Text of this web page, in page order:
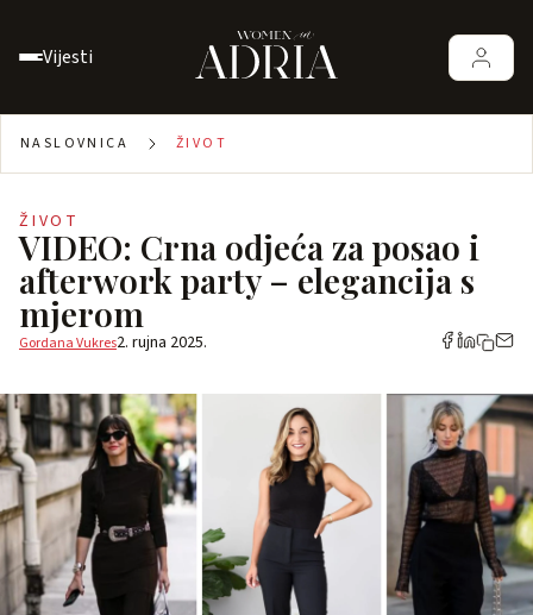
Vijesti
NASLOVNICA ŽIVOT
ŽIVOT
VIDEO: Crna odjeća za posao i
afterwork party – elegancija s
mjerom
Gordana Vukres2. rujna 2025.